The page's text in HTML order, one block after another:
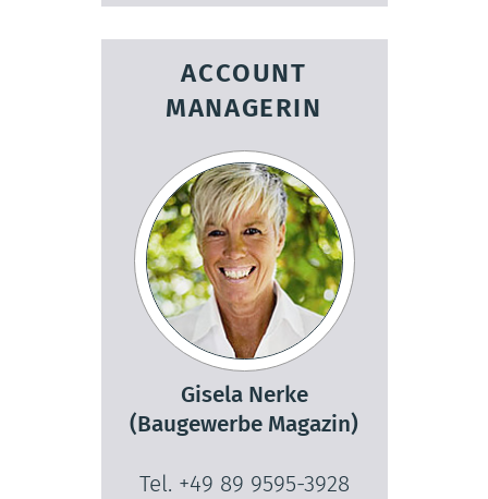
ACCOUNT
MANAGERIN
Gisela Nerke
(Baugewerbe Magazin)
Tel. +49 89 9595-3928